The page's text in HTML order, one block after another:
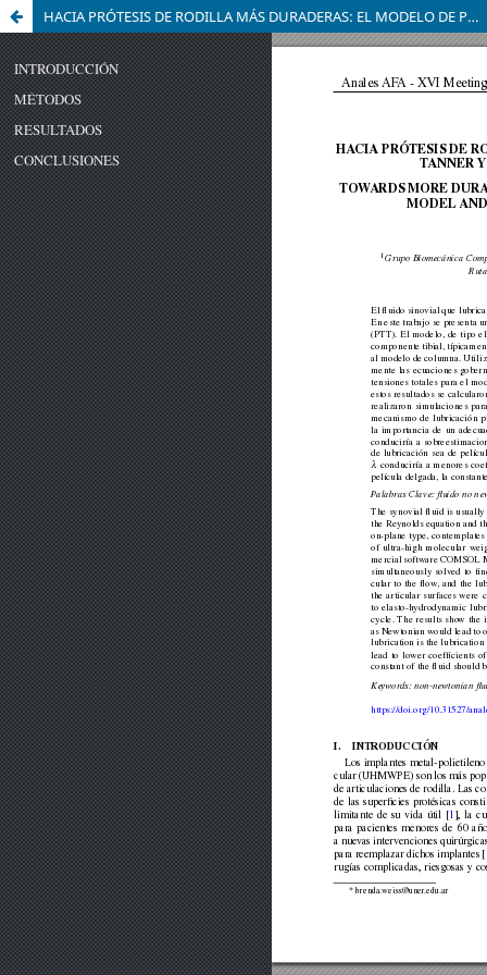
HACIA PRÓTESIS DE RODILLA MÁS DURADERAS: EL MODELO DE PHAN-THIEN Y TANNER Y LA LUBRICACIÓN ELASTOHIDRODINÁMICA